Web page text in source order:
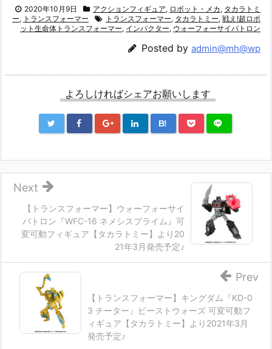
2020年10月9日 アクションフィギュア, ロボット・メカ , タカラトミ
ー, トランスフォーマー トランスフォーマー, タカラトミー, 戦え!超ロボ
ット生命体トランスフォーマー, インパクター, ウォーフォーサイバトロン
Posted by admin@mh@wp
よろしければシェアお願いします
B!
【トランスフォーマー】ウォーフォーサイ
バトロン『WFC-16 ネメシスプライム』可
変可動フィギュア【タカラトミー】より20
21年3月発売予定♪
Next
【トランスフォーマー】キングダム『KD-0
3 チーター』ビーストウォーズ 可変可動フ
ィギュア【タカラトミー】より2021年3月
発売予定♪
Prev